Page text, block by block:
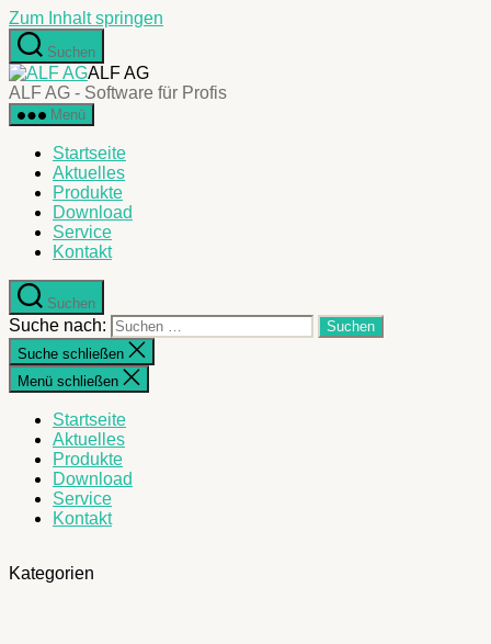
Zum Inhalt springen
Suchen
ALF AG
ALF AG - Software für Profis
Menü
Startseite
Aktuelles
Produkte
Download
Service
Kontakt
Suchen
Suche nach:
Suche schließen
Menü schließen
Startseite
Aktuelles
Produkte
Download
Service
Kontakt
Kategorien